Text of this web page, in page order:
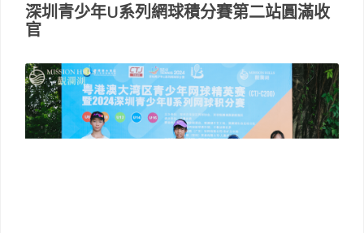
深圳青少年U系列網球積分賽第二站圓滿收
官